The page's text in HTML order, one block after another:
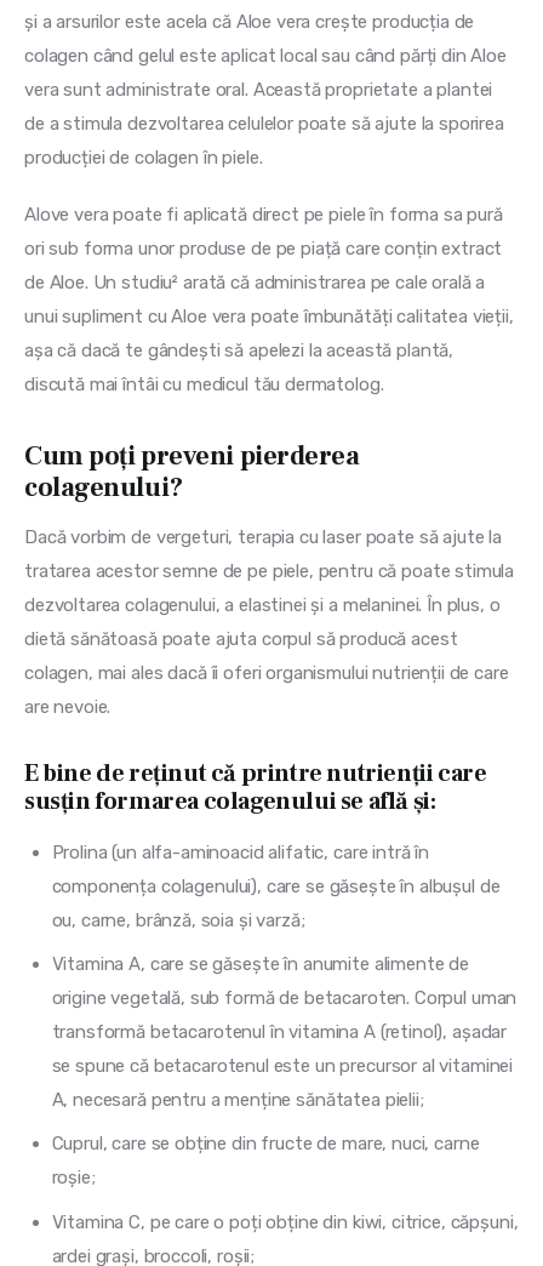
și a arsurilor este acela că Aloe vera crește producția de
colagen când gelul este aplicat local sau când părți din Aloe
vera sunt administrate oral. Această proprietate a plantei
de a stimula dezvoltarea celulelor poate să ajute la sporirea
producției de colagen în piele.
Alove vera poate fi aplicată direct pe piele în forma sa pură
ori sub forma unor produse de pe piață care conțin extract
de Aloe. Un studiu² arată că administrarea pe cale orală a
unui supliment cu Aloe vera poate îmbunătăți calitatea vieții,
așa că dacă te gândești să apelezi la această plantă,
discută mai întâi cu medicul tău dermatolog.
Cum poți preveni pierderea
colagenului?
Dacă vorbim de vergeturi, terapia cu laser poate să ajute la
tratarea acestor semne de pe piele, pentru că poate stimula
dezvoltarea colagenului, a elastinei și a melaninei. În plus, o
dietă sănătoasă poate ajuta corpul să producă acest
colagen, mai ales dacă îi oferi organismului nutrienții de care
are nevoie.
E bine de reținut că printre nutrienții care
susțin formarea colagenului se află și:
Prolina (un alfa-aminoacid alifatic, care intră în
componența colagenului), care se găsește în albușul de
ou, carne, brânză, soia și varză;
Vitamina A, care se găsește în anumite alimente de
origine vegetală, sub formă de betacaroten. Corpul uman
transformă betacarotenul în vitamina A (retinol), așadar
se spune că betacarotenul este un precursor al vitaminei
A, necesară pentru a menține sănătatea pielii;
Cuprul, care se obține din fructe de mare, nuci, carne
roșie;
Vitamina C, pe care o poți obține din kiwi, citrice, căpșuni,
ardei grași, broccoli, roșii;